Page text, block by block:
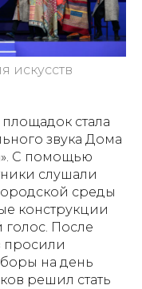
искусств
стала
звука Дома
С помощью
слушали
среды
конструкции
голос. После
просили
на день
решил стать